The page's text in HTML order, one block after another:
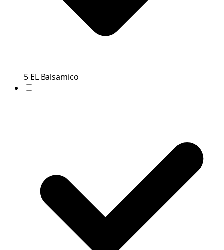
5 EL Balsamico